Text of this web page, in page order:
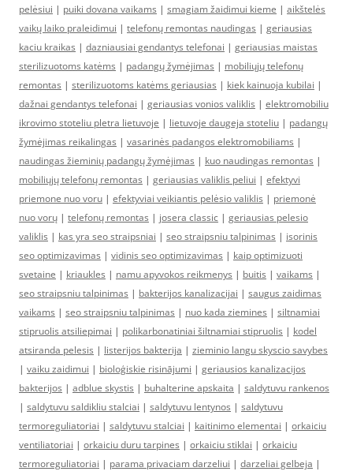
pelėsiui | puiki dovana vaikams | smagiam žaidimui kieme | aikštelės
vaikų laiko praleidimui | telefonų remontas naudingas | geriausias
kaciu kraikas | dazniausiai gendantys telefonai | geriausias maistas
sterilizuotoms katėms | padangų žymėjimas | mobiliųjų telefonų
remontas | sterilizuotoms katėms geriausias | kiek kainuoja kubilai |
dažnai gendantys telefonai | geriausias vonios valiklis | elektromobiliu
ikrovimo stoteliu pletra lietuvoje | lietuvoje daugeja stoteliu | padangų
žymėjimas reikalingas | vasarinės padangos elektromobiliams |
naudingas žieminių padangų žymėjimas | kuo naudingas remontas |
mobiliųjų telefonų remontas | geriausias valiklis peliui | efektyvi
priemone nuo voru | efektyviai veikiantis pelėsio valiklis | priemonė
nuo vorų | telefonų remontas | josera classic | geriausias pelesio
valiklis | kas yra seo straipsniai | seo straipsniu talpinimas | isorinis
seo optimizavimas | vidinis seo optimizavimas | kaip optimizuoti
svetaine | kriaukles | namu apyvokos reikmenys | buitis | vaikams |
seo straipsniu talpinimas | bakterijos kanalizacijai | saugus zaidimas
vaikams | seo straipsniu talpinimas | nuo kada ziemines | siltnamiai
stipruolis atsiliepimai | polikarbonatiniai šiltnamiai stipruolis | kodel
atsiranda pelesis | listerijos bakterija | zieminio langu skyscio savybes
| vaiku zaidimui | bioloģiskie risinājumi | geriausios kanalizacijos
bakterijos | adblue skystis | buhalterine apskaita | saldytuvu rankenos
| saldytuvu saldikliu stalciai | saldytuvu lentynos | saldytuvu
termoreguliatoriai | saldytuvu stalciai | kaitinimo elementai | orkaiciu
ventiliatoriai | orkaiciu duru tarpines | orkaiciu stiklai | orkaiciu
termoreguliatoriai | parama privaciam darzeliui | darzeliai gelbeja |